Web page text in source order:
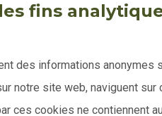
fins
des informations
notre site web, naviguent sur
ces cookies ne contiennent